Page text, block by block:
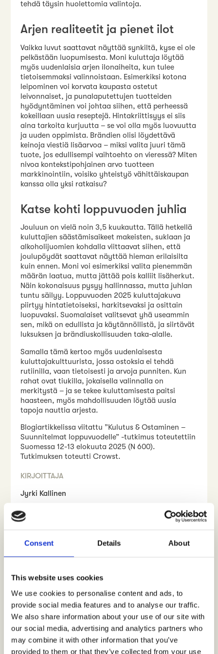
Consent Details About
This website uses cookies
We use cookies to personalise content and ads, to
provide social media features and to analyse our traffic.
We also share information about your use of our site with
our social media, advertising and analytics partners who
may combine it with other information that you’ve
provided to them or that they’ve collected from your use
tehdä täysin huolettomia valintoja.
Arjen realiteetit ja pienet ilot
Vaikka luvut saattavat näyttää synkiltä, kyse ei ole
pelkästään luopumisesta. Moni kuluttaja löytää
myös uudenlaisia arjen ilonaiheita, kun tulee
tietoisemmaksi valinnoistaan. Esimerkiksi kotona
leipominen voi korvata kaupasta ostetut
leivonnaiset, ja punalaputettujen tuotteiden
hyödyntäminen voi johtaa siihen, että perheessä
kokeillaan uusia reseptejä. Hintakriittisyys ei siis
aina tarkoita kurjuutta – se voi olla myös luovuutta
ja uuden oppimista. Brändien olisi löydettävä
keinoja viestiä lisäarvoa – miksi valita juuri tämä
tuote, jos edullisempi vaihtoehto on vieressä? Miten
nivoa kontekstipohjainen arvo tuotteen
markkinointiin, voisiko yhteistyö vähittäiskaupan
kanssa olla yksi ratkaisu?
Katse kohti loppuvuoden juhlia
Jouluun on vielä noin 3,5 kuukautta. Tällä hetkellä
kuluttajien säästämisaikeet makeisten, suklaan ja
alkoholijuomien kohdalla viittaavat siihen, että
joulupöydät saattavat näyttää hieman erilaisilta
kuin ennen. Moni voi esimerkiksi valita pienemmän
määrän laatua, mutta jättää pois kalliit lisäherkut.
Näin kokonaisuus pysyy hallinnassa, mutta juhlan
tuntu säilyy. Loppuvuoden 2025 kuluttajakuva
piirtyy hintatietoiseksi, harkitsevaksi ja osittain
luopuvaksi. Suomalaiset valitsevat yhä useammin
sen, mikä on edullista ja käytännöllistä, ja siirtävät
luksuksen ja brändiuskollisuuden taka-alalle.
Samalla tämä kertoo myös uudenlaisesta
kuluttajakulttuurista, jossa ostoksia ei tehdä
rutiinilla, vaan tietoisesti ja arvoja punniten. Kun
rahat ovat tiukilla, jokaisella valinnalla on
merkitystä – ja se tekee kuluttamisesta paitsi
haasteen, myös mahdollisuuden löytää uusia
tapoja nauttia arjesta.
Blogiartikkelissa viitattu ”Kulutus & Ostaminen –
Suunnitelmat loppuvuodelle” -tutkimus toteutettiin
Suomessa 12-13 elokuuta 2025 (N 600).
Tutkimuksen toteutti Crowst.
KIRJOITTAJA
Jyrki Kallinen
Ota yhteyttä
JAA TÄMÄ ARTIKKELI